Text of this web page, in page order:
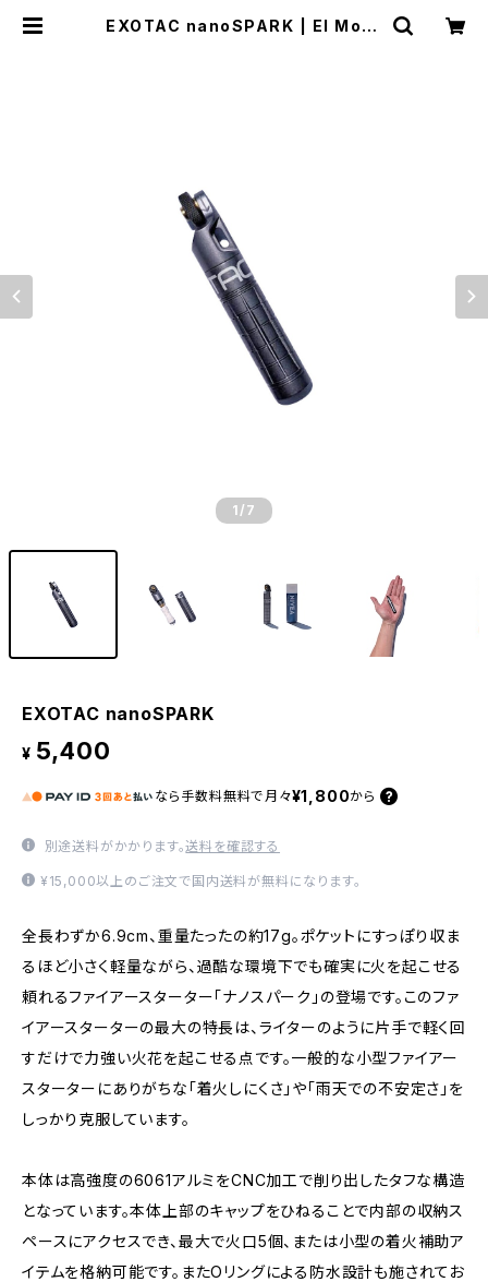
EXOTAC nanoSPARK | El Mont
1 /7
EXOTAC nanoSPARK
¥ 5,400
なら 手数料無料で 月々¥1,800から
別途送料がかかります。送料を確認する
¥15,000以上のご注文で国内送料が無料になります。
全長わずか6.9cm、重量たったの約17g。ポケットにすっぽり収ま
るほど小さく軽量ながら、過酷な環境下でも確実に火を起こせる
頼れるファイアースターター「ナノスパーク」の登場です。このファ
イアースターターの最大の特長は、ライターのように片手で軽く回
すだけで力強い火花を起こせる点です。一般的な小型ファイアー
スターターにありがちな「着火しにくさ」や「雨天での不安定さ」を
しっかり克服しています。
本体は高強度の6061アルミをCNC加工で削り出したタフな構造
となっています。本体上部のキャップをひねることで内部の収納ス
ペースにアクセスでき、最大で火口5個、または小型の着火補助ア
イテムを格納可能です。またOリングによる防水設計も施されてお